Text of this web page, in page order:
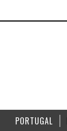
PORTUGAL